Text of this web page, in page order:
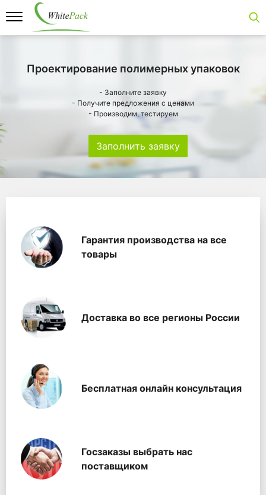
Проектирование полимерных упаковок
- Заполните заявку
- Получите предложения с ценами
- Производим, тестируем
Заполнить заявку
WhitePackГарантия производства на все
товары
Доставка во все регионы России
Бесплатная онлайн консультация
Госзаказы выбрать нас
поставщиком